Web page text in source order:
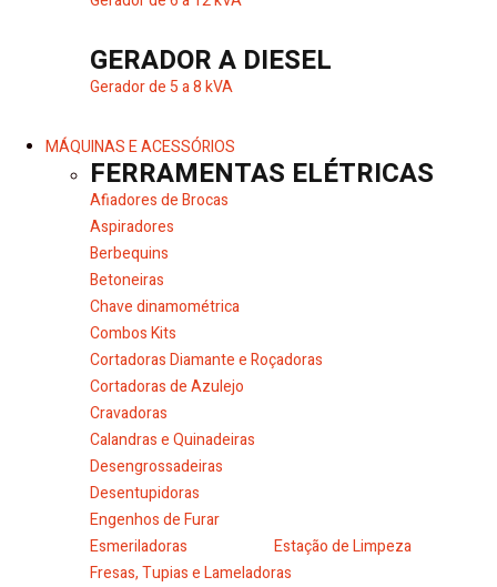
GERADOR A DIESEL
Gerador de 5 a 8 kVA
MÁQUINAS E ACESSÓRIOS
FERRAMENTAS ELÉTRICAS
Afiadores de Brocas
Aspiradores
Berbequins
Betoneiras
Chave dinamométrica
Combos Kits
Cortadoras Diamante e Roçadoras
Cortadoras de Azulejo
Cravadoras
Calandras e Quinadeiras
Desengrossadeiras
Desentupidoras
Engenhos de Furar
Esmeriladoras
Estação de Limpeza
Fresas, Tupias e Lameladoras